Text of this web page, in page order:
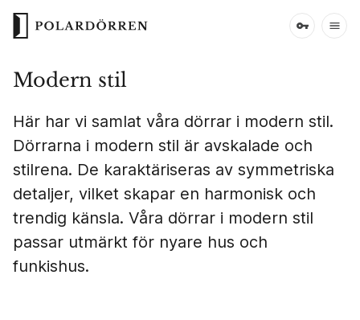
Modern stil
Här har vi samlat våra dörrar i modern stil.
Dörrarna i modern stil är avskalade och
stilrena. De karaktäriseras av symmetriska
detaljer, vilket skapar en harmonisk och
trendig känsla. Våra dörrar i modern stil
passar utmärkt för nyare hus och
funkishus.